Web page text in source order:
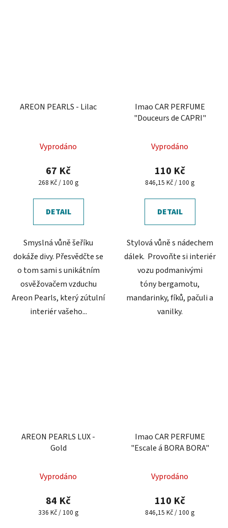
AREON PEARLS - Lilac
Vyprodáno
67 Kč
Měrná
268 Kč / 100 g
DETAIL
Smyslná vůně šeříku
dokáže divy. Přesvědčte se
o tom sami s unikátním
osvěžovačem vzduchu
Areon Pearls, který zútulní
interiér vašeho...
Imao CAR PERFUME
"Douceurs de CAPRI"
Vyprodáno
110 Kč
Měrná
846,15 Kč / 100 g
DETAIL
Stylová vůně s nádechem
dálek. Provoňte si interiér
vozu podmanivými
tóny bergamotu,
mandarinky, fíků, pačuli a
vanilky.
AREON PEARLS LUX -
Gold
Vyprodáno
84 Kč
Měrná
336 Kč / 100 g
Imao CAR PERFUME
"Escale á BORA BORA"
hodnocení
produktu
je
Vyprodáno
110 Kč
Měrná
846,15 Kč / 100 g